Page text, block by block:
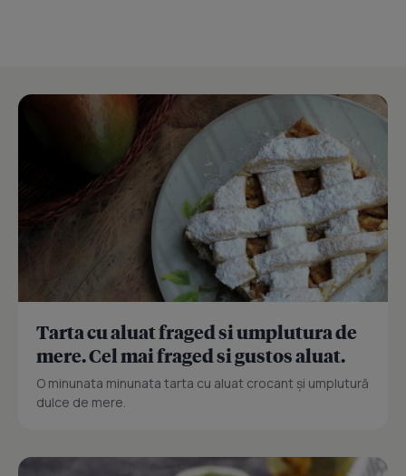
Tarta cu aluat fraged si umplutura de
mere. Cel mai fraged si gustos aluat.
O minunata minunata tarta cu aluat crocant și umplutură
dulce de mere.